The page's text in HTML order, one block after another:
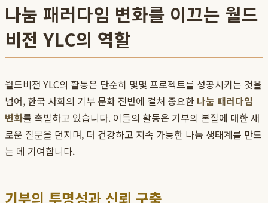
나눔 패러다임 변화를 이끄는 월드
비전 YLC의 역할
월드비전 YLC의 활동은 단순히 몇몇 프로젝트를 성공시키는 것을
넘어, 한국 사회의 기부 문화 전반에 걸쳐 중요한 나눔 패러다임
변화를 촉발하고 있습니다. 이들의 활동은 기부의 본질에 대한 새
로운 질문을 던지며, 더 건강하고 지속 가능한 나눔 생태계를 만드
는 데 기여합니다.
기부의 투명성과 신뢰 구축